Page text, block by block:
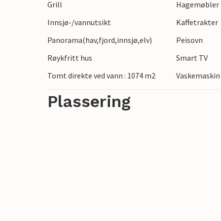
I Jönköping er det verdt å ta en
Nässjö kan du oppleve den tradisjonelle
rolige livet på landet.
Grill
Hagemøbler
Innsjø-/vannutsikt
Kaffetrakter
Panorama(hav,fjord,innsjø,elv)
Peisovn
Røykfritt hus
Smart TV
Tomt direkte ved vann : 1074 m2
Vaskemaskin
Plassering